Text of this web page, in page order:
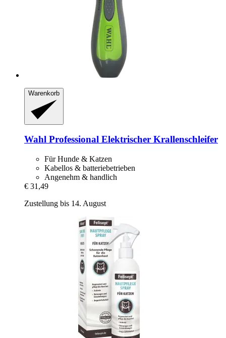
Warenkorb
Wahl Professional Elektrischer Krallenschleifer
Für Hunde & Katzen
Kabellos & batteriebetrieben
Angenehm & handlich
€ 31,49
Zustellung bis 14. August